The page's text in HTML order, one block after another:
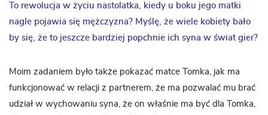
To rewolucja w życiu nastolatka, kiedy u boku jego matki
nagle pojawia się mężczyzna? Myślę, że wiele kobiety bało
by się, że to jeszcze bardziej popchnie ich syna w świat gier?
Moim zadaniem było także pokazać matce Tomka, jak ma
funkcjonować w relacji z partnerem, że ma pozwalać mu brać
udział w wychowaniu syna, że on właśnie ma być dla Tomka,